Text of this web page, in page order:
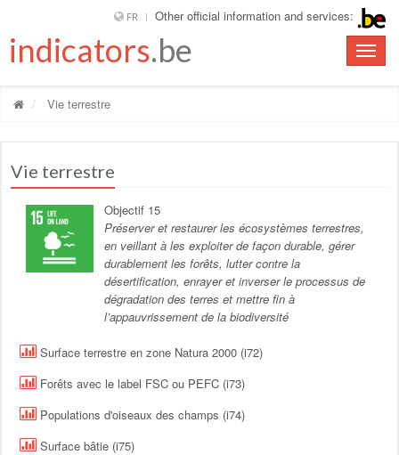
FR Other official information and services:
Toggle
indicators.be
Vie terrestre
Vie terrestre
Objectif 15
Préserver et restaurer les écosystèmes terrestres,
en veillant à les exploiter de façon durable, gérer
durablement les forêts, lutter contre la
désertification, enrayer et inverser le processus de
dégradation des terres et mettre fin à
l’appauvrissement de la biodiversité
Surface terrestre en zone Natura 2000 (i72)
Forêts avec le label FSC ou PEFC (i73)
Populations d'oiseaux des champs (i74)
Surface bâtie (i75)